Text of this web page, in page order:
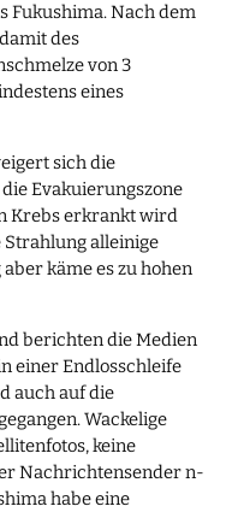
Fukushima. Nach dem
des
von 3
eines
sich die
Evakuierungszone
Krebs erkrankt wird
Strahlung alleinige
käme es zu hohen
berichten die Medien
einer Endlosschleife
auch auf die
Wackelige
keine
Nachrichtensender n-
habe eine